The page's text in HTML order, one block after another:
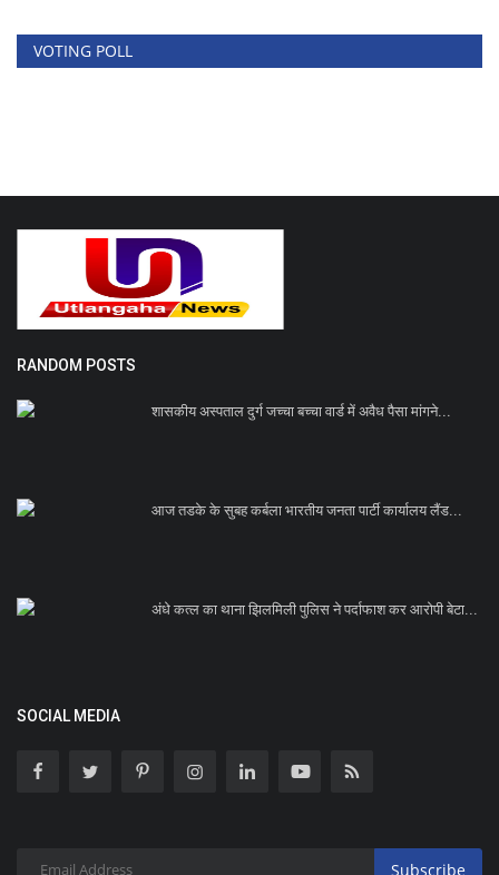
VOTING POLL
RANDOM POSTS
शासकीय अस्पताल दुर्ग जच्चा बच्चा वार्ड में अवैध पैसा मांगने...
आज तडके के सुबह कर्बला भारतीय जनता पार्टी कार्यालय लैंड...
अंधे कत्ल का थाना झिलमिली पुलिस ने पर्दाफाश कर आरोपी बेटा...
SOCIAL MEDIA
Subscribe